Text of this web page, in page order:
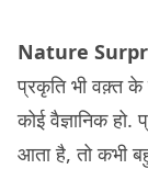
Nature
प्रकृति भी वक़्त के
कोई वैज्ञानिक
आता है, तो कभी